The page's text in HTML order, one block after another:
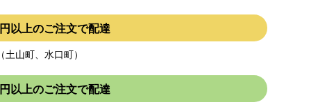
以上のご注文で配達
土山町、水口町）
以上のご注文で配達